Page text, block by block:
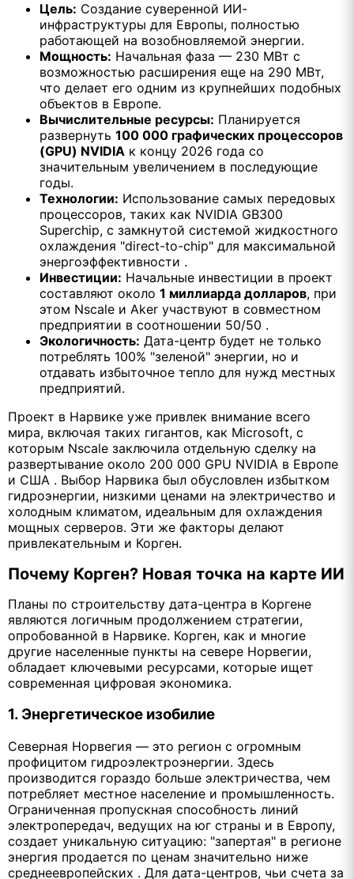
Цель: Создание суверенной ИИ-
инфраструктуры для Европы, полностью
работающей на возобновляемой энергии.
Мощность: Начальная фаза — 230 МВт с
возможностью расширения еще на 290 МВт,
что делает его одним из крупнейших подобных
объектов в Европе.
Вычислительные ресурсы: Планируется
развернуть 100 000 графических процессоров
(GPU) NVIDIA к концу 2026 года со
значительным увеличением в последующие
годы.
Технологии: Использование самых передовых
процессоров, таких как NVIDIA GB300
Superchip, с замкнутой системой жидкостного
охлаждения "direct-to-chip" для максимальной
энергоэффективности .
Инвестиции: Начальные инвестиции в проект
составляют около 1 миллиарда долларов, при
этом Nscale и Aker участвуют в совместном
предприятии в соотношении 50/50 .
Экологичность: Дата-центр будет не только
потреблять 100% "зеленой" энергии, но и
отдавать избыточное тепло для нужд местных
предприятий.
Проект в Нарвике уже привлек внимание всего
мира, включая таких гигантов, как Microsoft, с
которым Nscale заключила отдельную сделку на
развертывание около 200 000 GPU NVIDIA в Европе
и США . Выбор Нарвика был обусловлен избытком
гидроэнергии, низкими ценами на электричество и
холодным климатом, идеальным для охлаждения
мощных серверов. Эти же факторы делают
привлекательным и Корген.
Почему Корген? Новая точка на карте ИИ
Планы по строительству дата-центра в Коргене
являются логичным продолжением стратегии,
опробованной в Нарвике. Корген, как и многие
другие населенные пункты на севере Норвегии,
обладает ключевыми ресурсами, которые ищет
современная цифровая экономика.
1. Энергетическое изобилие
Северная Норвегия — это регион с огромным
профицитом гидроэлектроэнергии. Здесь
производится гораздо больше электричества, чем
потребляет местное население и промышленность.
Ограниченная пропускная способность линий
электропередач, ведущих на юг страны и в Европу,
создает уникальную ситуацию: "запертая" в регионе
энергия продается по ценам значительно ниже
среднеевропейских . Для дата-центров, чьи счета за